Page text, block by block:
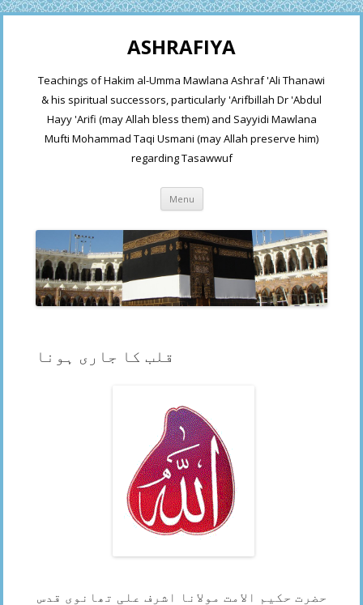
ASHRAFIYA
Teachings of Hakim al-Umma Mawlana Ashraf 'Ali Thanawi
& his spiritual successors, particularly 'Arifbillah Dr 'Abdul
Hayy 'Arifi (may Allah bless them) and Sayyidi Mawlana
Mufti Mohammad Taqi Usmani (may Allah preserve him)
regarding Tasawwuf
Menu Skip
content
قلب کا جاری ہونا
حضرت حکیم الامت مولانا اشرف علی تھانوی قدس